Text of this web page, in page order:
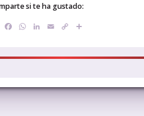
si te ha gustado:
Facebook
WhatsApp
LinkedIn
EmailCopy